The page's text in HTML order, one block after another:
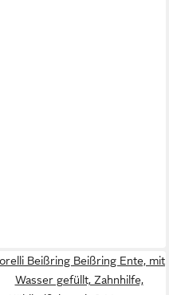
Beißring Beißring Ente, mit
Wasser gefüllt, Zahnhilfe,